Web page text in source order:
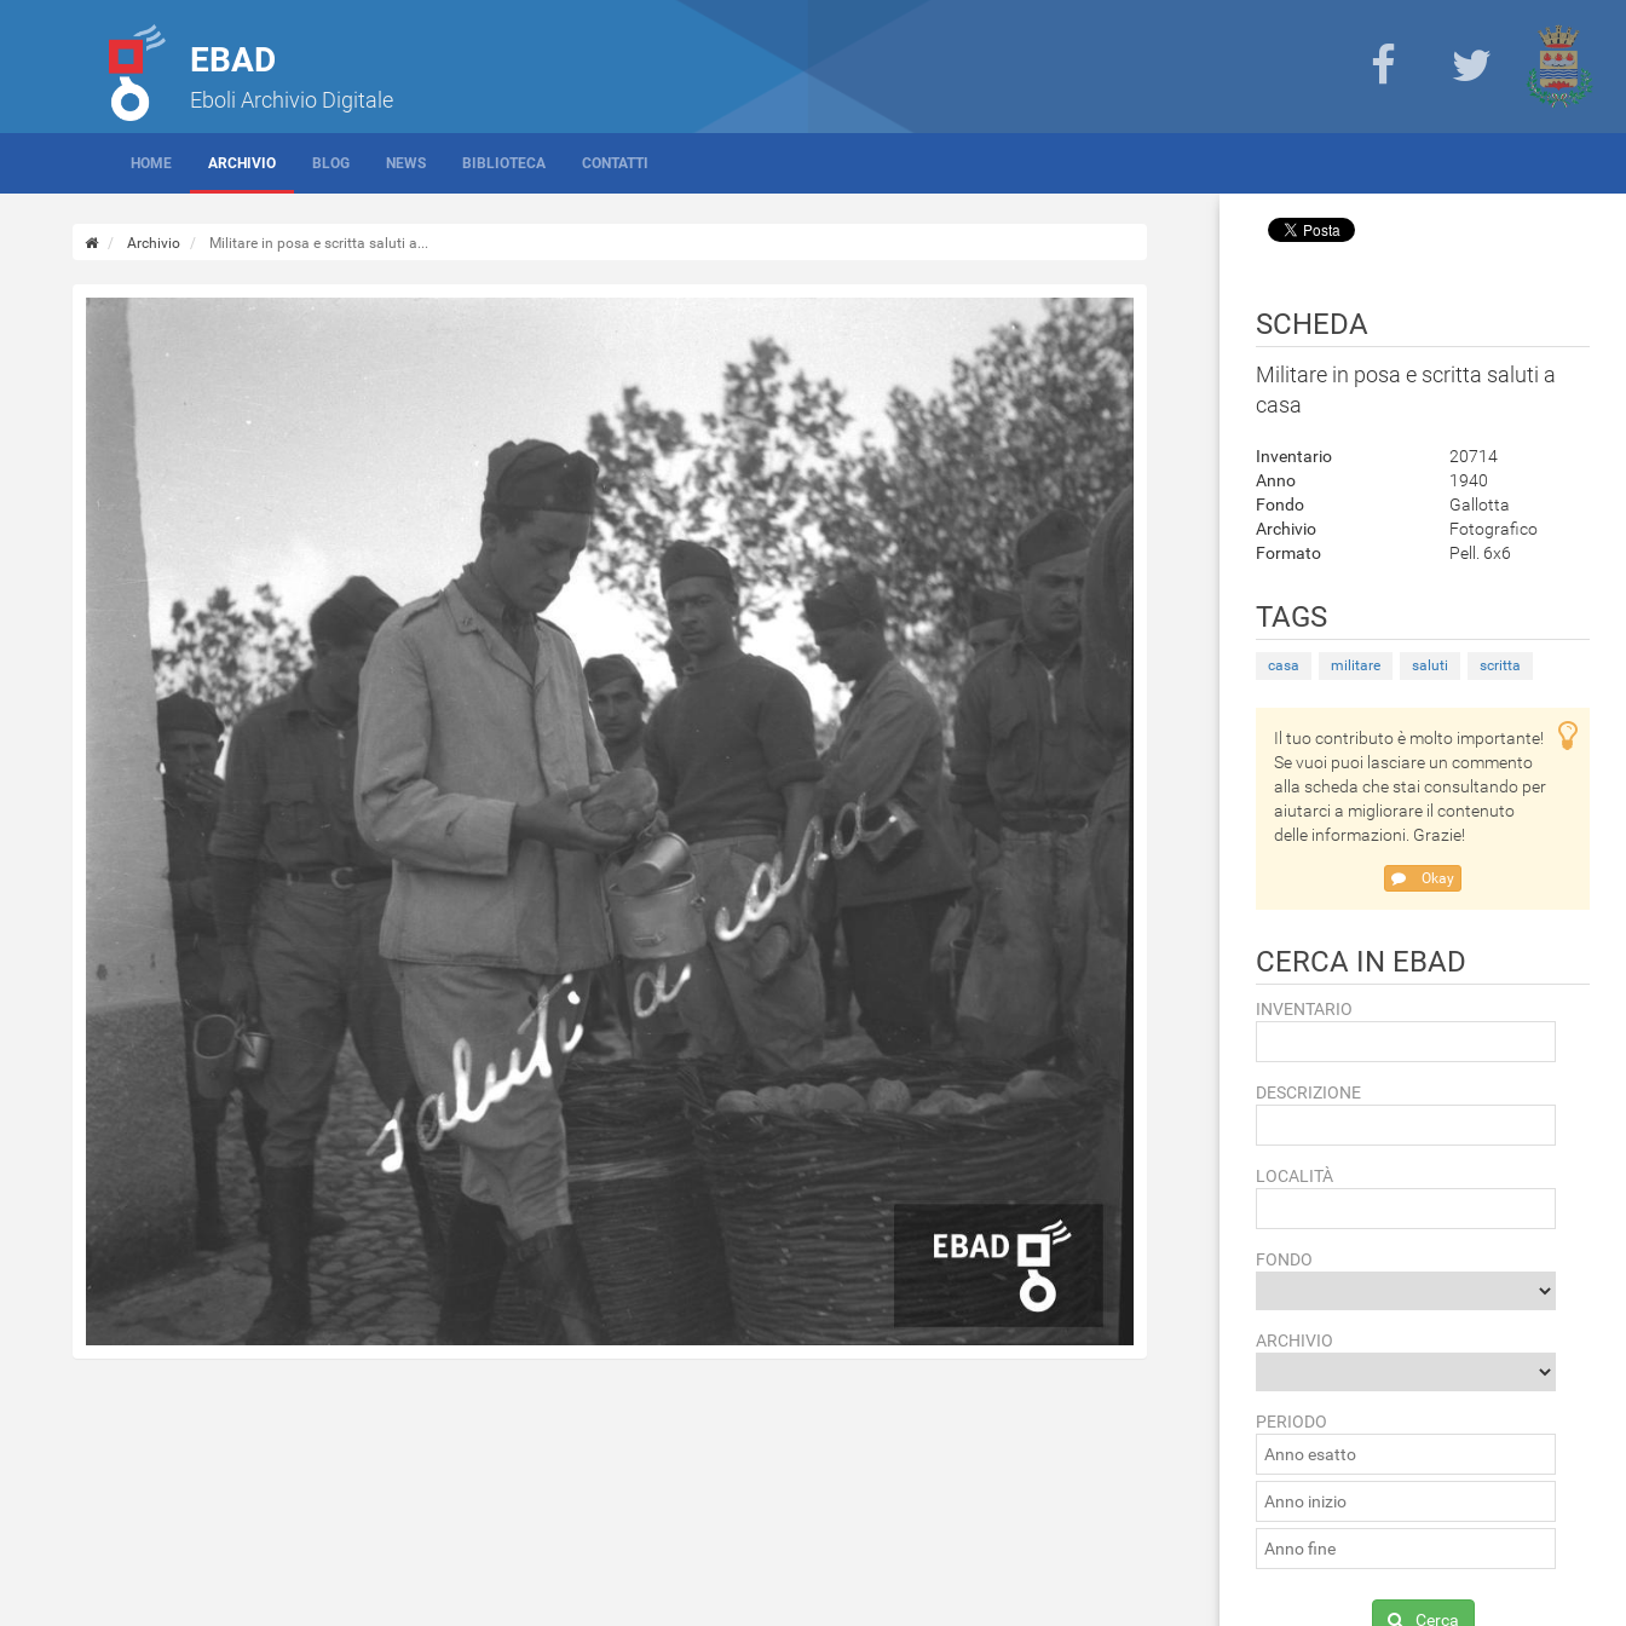
EBAD
Eboli Archivio Digitale
HOME ARCHIVIO BLOG NEWS BIBLIOTECA CONTATTI
Archivio Militare in posa e scritta saluti a...
SCHEDA
Militare in posa e scritta saluti a
casa
Inventario
20714
Anno
1940
Fondo
Gallotta
Archivio
Fotografico
Formato
Pell. 6x6
TAGS
casa militare saluti scritta
Il tuo contributo è molto importante!
Se vuoi puoi lasciare un commento
alla scheda che stai consultando per
aiutarci a migliorare il contenuto
delle informazioni. Grazie!
Okay
CERCA IN EBAD
INVENTARIO
DESCRIZIONE
LOCALITÀ
FONDO
ARCHIVIO
PERIODO
Cerca